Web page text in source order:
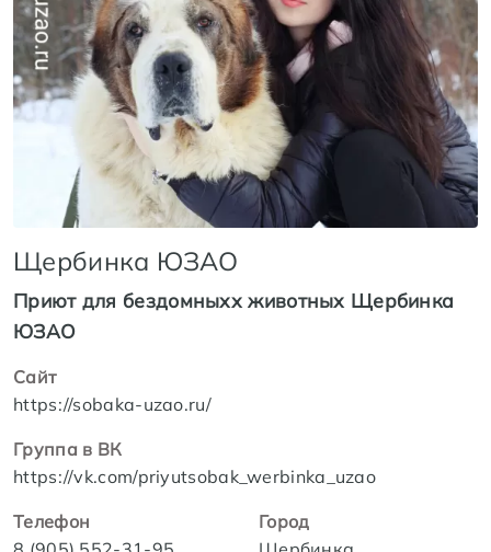
Щербинка ЮЗАО
Приют для бездомныхх животных Щербинка
ЮЗАО
Сайт
https://sobaka-uzao.ru/
Группа в ВК
https://vk.com/priyutsobak_werbinka_uzao
Телефон
Город